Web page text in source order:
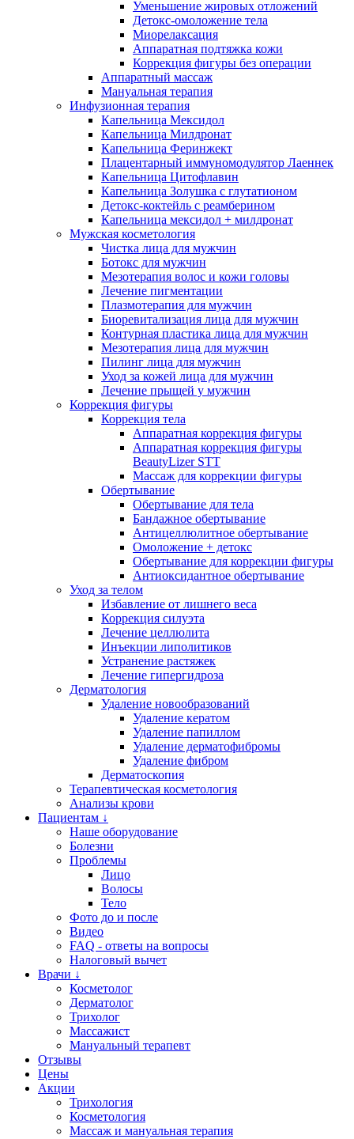
Уменьшение жировых отложений
Детокс-омоложение тела
Миорелаксация
Аппаратная подтяжка кожи
Коррекция фигуры без операции
Аппаратный массаж
Мануальная терапия
Инфузионная терапия
Капельница Мексидол
Капельница Милдронат
Капельница Феринжект
Плацентарный иммуномодулятор Лаеннек
Капельница Цитофлавин
Капельница Золушка с глутатионом
Детокс-коктейль с реамберином
Капельница мексидол + милдронат
Мужская косметология
Чистка лица для мужчин
Ботокс для мужчин
Мезотерапия волос и кожи головы
Лечение пигментации
Плазмотерапия для мужчин
Биоревитализация лица для мужчин
Контурная пластика лица для мужчин
Мезотерапия лица для мужчин
Пилинг лица для мужчин
Уход за кожей лица для мужчин
Лечение прыщей у мужчин
Коррекция фигуры
Коррекция тела
Аппаратная коррекция фигуры
Аппаратная коррекция фигуры
BeautyLizer STT
Массаж для коррекции фигуры
Обертывание
Обертывание для тела
Бандажное обертывание
Антицеллюлитное обертывание
Омоложение + детокс
Обертывание для коррекции фигуры
Антиоксидантное обертывание
Уход за телом
Избавление от лишнего веса
Коррекция силуэта
Лечение целлюлита
Инъекции липолитиков
Устранение растяжек
Лечение гипергидроза
Дерматология
Удаление новообразований
Удаление кератом
Удаление папиллом
Удаление дерматофибромы
Удаление фибром
Дерматоскопия
Терапевтическая косметология
Анализы крови
Пациентам ↓
Наше оборудование
Болезни
Проблемы
Лицо
Волосы
Тело
Фото до и после
Видео
FAQ - ответы на вопросы
Налоговый вычет
Врачи ↓
Косметолог
Дерматолог
Трихолог
Массажист
Мануальный терапевт
Отзывы
Цены
Акции
Трихология
Косметология
Массаж и мануальная терапия